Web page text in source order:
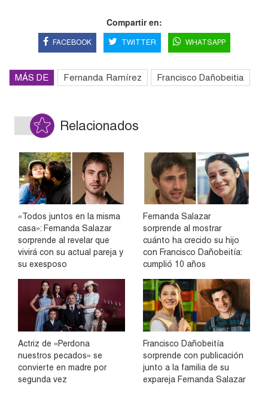
Compartir en:
FACEBOOK TWITTER WHATSAPP
MÁS DE Fernanda Ramírez Francisco Dañobeitia
Relacionados
«Todos juntos en la misma
casa»: Fernanda Salazar
sorprende al revelar que
vivirá con su actual pareja y
su exesposo
Fernanda Salazar
sorprende al mostrar
cuánto ha crecido su hijo
con Francisco Dañobeitía:
cumplió 10 años
Actriz de «Perdona
nuestros pecados» se
convierte en madre por
segunda vez
Francisco Dañobeitía
sorprende con publicación
junto a la familia de su
expareja Fernanda Salazar